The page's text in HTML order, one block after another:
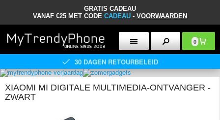
GRATIS CADEAU
VANAF €25 MET CODE CADEAU - VOORWAARDEN
0
30 DAGEN RETOURBELEID
XIAOMI MI DIGITALE MULTIMEDIA-ONTVANGER -
ZWART